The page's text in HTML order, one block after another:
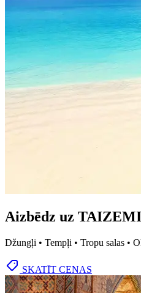
Aizbēdz uz
Džungļi • Tempļi • Tropu salas •
SKATĪT CENAS